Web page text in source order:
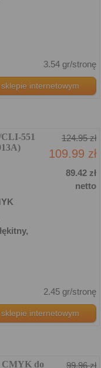
3.54 gr/stronę
internetowym
551
124.95 zł
109.99 zł
89.42 zł
netto
2.45 gr/stronę
internetowym
CMYK do 99.96 zł